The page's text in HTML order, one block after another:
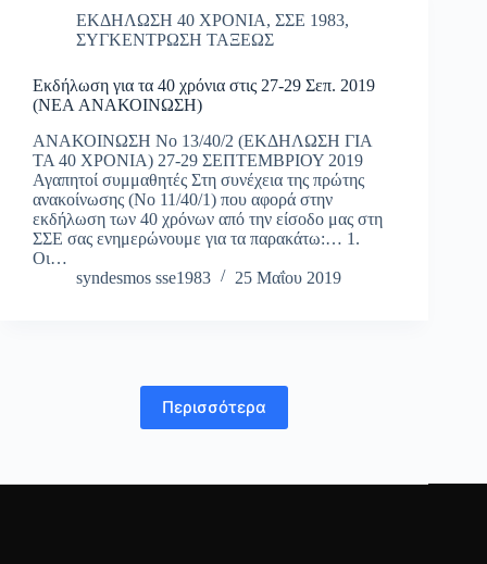
ΕΚΔΗΛΩΣΗ 40 ΧΡΟΝΙΑ, ΣΣΕ 1983,
ΣΥΓΚΕΝΤΡΩΣΗ ΤΑΞΕΩΣ
Εκδήλωση για τα 40 χρόνια στις 27-29 Σεπ. 2019
(NEA ΑΝΑΚΟΙΝΩΣΗ)
ΑΝΑΚΟΙΝΩΣΗ Νo 13/40/2 (ΕΚΔΗΛΩΣΗ ΓΙΑ
ΤΑ 40 ΧΡΟΝΙΑ) 27-29 ΣΕΠΤΕΜΒΡΙΟΥ 2019
Αγαπητοί συμμαθητές Στη συνέχεια της πρώτης
ανακοίνωσης (Νο 11/40/1) που αφορά στην
εκδήλωση των 40 χρόνων από την είσοδο μας στη
ΣΣΕ σας ενημερώνουμε για τα παρακάτω:… 1.
Οι…
syndesmos sse1983
25 Μαΐου 2019
Περισσότερα